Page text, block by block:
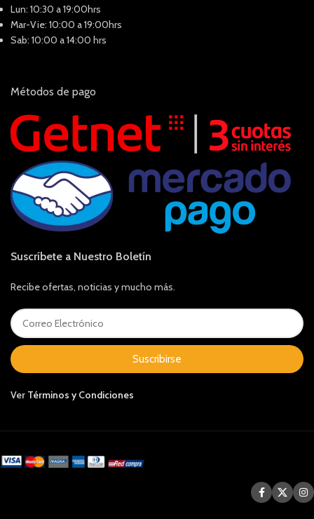
Lun: 10:30 a 19:00hrs
Mar-Vie: 10:00 a 19:00hrs
Sab: 10:00 a 14:00 hrs
Métodos de pago
Suscríbete a Nuestro Boletín
Recibe ofertas, noticias y mucho más.
Suscribirse
Ver Términos y Condiciones